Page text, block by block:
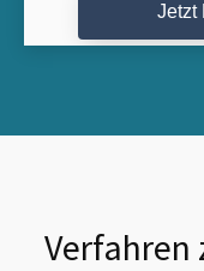
Jetzt
Verfahren